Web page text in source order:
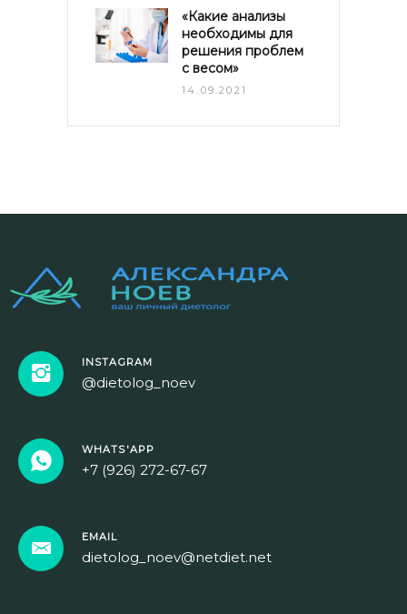
«Какие анализы
необходимы для
решения проблем
с весом»
14.09.2021
INSTAGRAM
@dietolog_noev
WHATS'APP
+7 (926) 272-67-67
EMAIL
dietolog_noev@netdiet.net